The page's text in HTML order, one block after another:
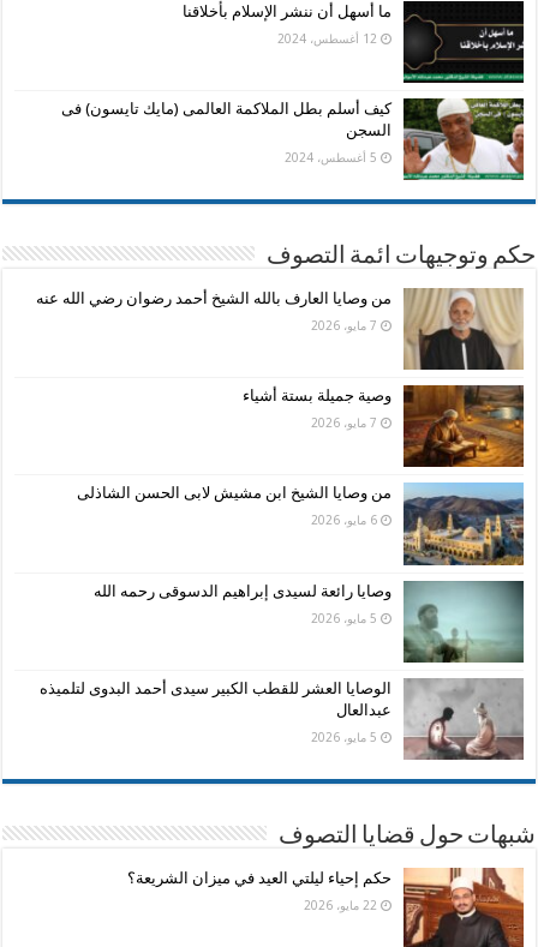
ما أسهل أن ننشر الإسلام بأخلاقنا
12 أغسطس، 2024
كيف أسلم بطل الملاكمة العالمى (مايك تايسون) فى
السجن
5 أغسطس، 2024
حكم وتوجيهات ائمة التصوف
من وصايا العارف بالله الشيخ أحمد رضوان رضي الله عنه
7 مايو، 2026
وصية جميلة بستة أشياء
7 مايو، 2026
من وصايا الشيخ ابن مشيش لابى الحسن الشاذلى
6 مايو، 2026
وصايا رائعة لسيدى إبراهيم الدسوقى رحمه الله
5 مايو، 2026
الوصايا العشر للقطب الكبير سيدى أحمد البدوى لتلميذه
عبدالعال
5 مايو، 2026
شبهات حول قضايا التصوف
حكم إحياء ليلتي العيد في ميزان الشريعة؟
22 مايو، 2026